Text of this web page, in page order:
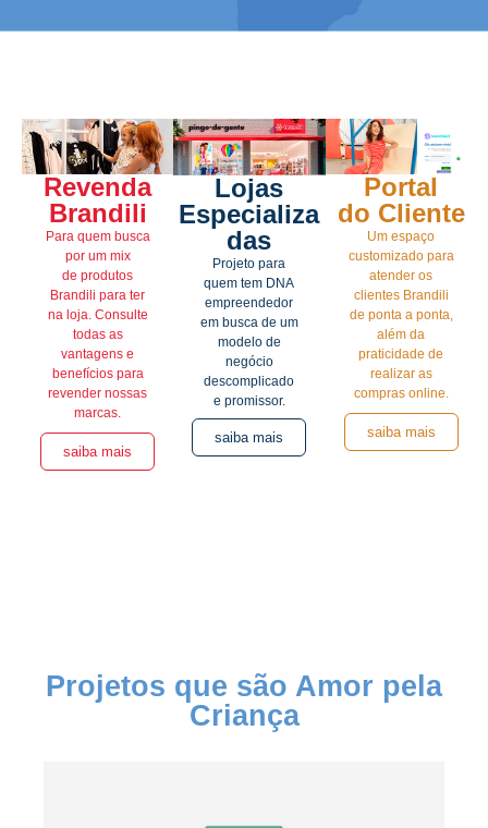
Revenda
Brandili
Para quem busca
por um mix
de produtos
Brandili para ter
na loja. Consulte
todas as
vantagens e
benefícios para
revender nossas
marcas.
saiba mais
Lojas
Especializa
das
Projeto para
quem tem DNA
empreendedor
em busca de um
modelo de
negócio
descomplicado
e promissor.
saiba mais
Portal
do Cliente​
Um espaço
customizado para
atender os
clientes Brandili
de ponta a ponta,
além da
praticidade de
realizar as
compras online.
saiba mais
Projetos que são Amor pela
Criança